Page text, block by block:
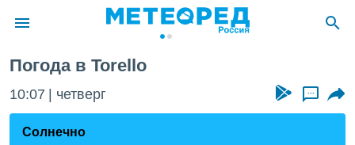
о
Погода в Torello
10:07 четверг ...
Солнечно